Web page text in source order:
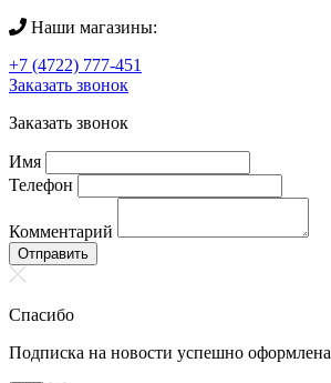
Наши магазины:
+7 (4722) 777-451
Заказать звонок
Заказать звонок
Имя
Телефон
Комментарий
Отправить
Спасибо
Подписка на новости успешно оформлена